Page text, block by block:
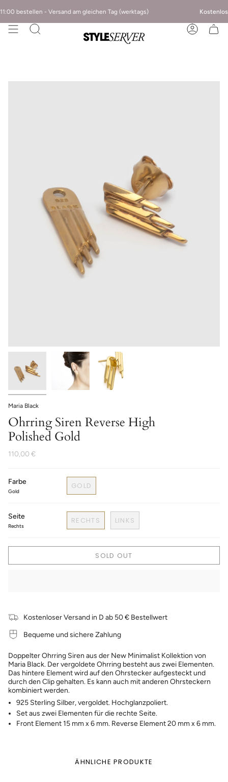
bestellen - Versand am gleichen Tag (werktags)
Maria Black
Ohrring Siren Reverse High
Polished Gold
110,00 €
Farbe
Gold
GOLD
Seite
Rechts
RECHTS LINKS
SOLD OUT
Kostenloser Versand in D ab 50 € Bestellwert
Bequeme und sichere Zahlung
Doppelter Ohrring Siren aus der New Minimalist Kollektion von
Maria Black. Der vergoldete Ohrring besteht aus zwei Elementen.
Das hintere Element wird auf den Ohrstecker aufgesteckt und
durch den Clip gehalten. Es kann auch mit anderen Ohrsteckern
kombiniert werden.
925 Sterling Silber, vergoldet. Hochglanzpoliert.
Set aus zwei Elementen für die rechte Seite.
Front Element 15 mm x 6 mm. Reverse Element 20 mm x 6 mm.
ÄHNLICHE PRODUKTE